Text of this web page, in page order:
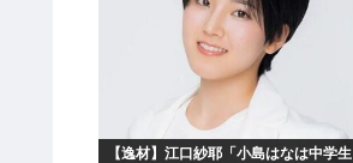
【逸材】江口紗耶「小島はなは中学生